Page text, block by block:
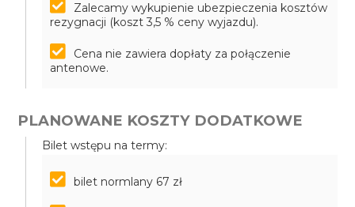
Zalecamy wykupienie ubezpieczenia kosztów
rezygnacji (koszt 3,5 % ceny wyjazdu).
Cena nie zawiera dopłaty za połączenie
antenowe.
PLANOWANE KOSZTY DODATKOWE
Bilet wstępu na termy:
bilet normlany 67 zł